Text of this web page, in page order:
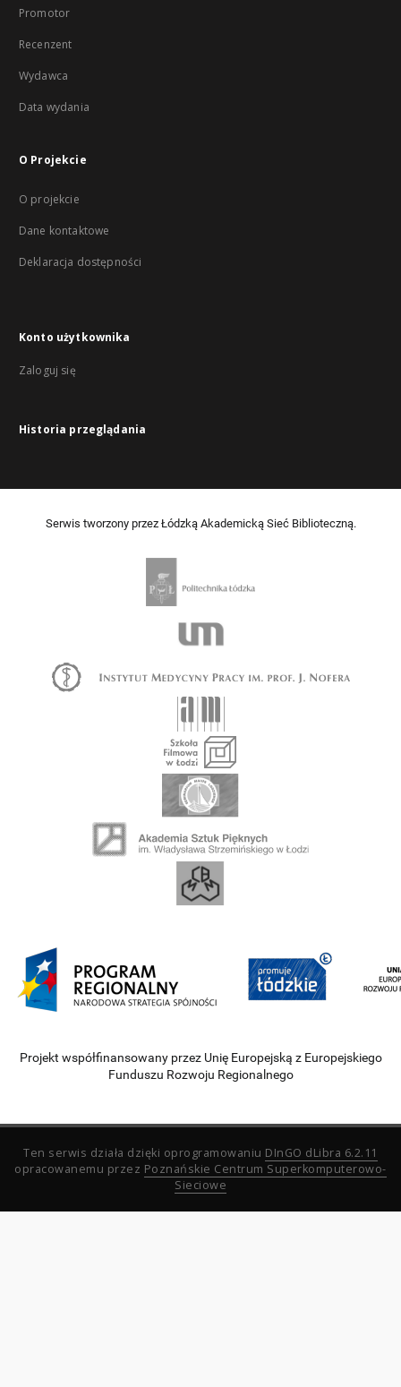
Promotor
Recenzent
Wydawca
Data wydania
O Projekcie
O projekcie
Dane kontaktowe
Deklaracja dostępności
Konto użytkownika
Zaloguj się
Historia przeglądania
Serwis tworzony przez Łódzką Akademicką Sieć Biblioteczną.
Projekt współfinansowany przez Unię Europejską z Europejskiego
Funduszu Rozwoju Regionalnego
Ten serwis działa dzięki oprogramowaniu DInGO dLibra 6.2.11
opracowanemu przez Poznańskie Centrum Superkomputerowo-
Sieciowe